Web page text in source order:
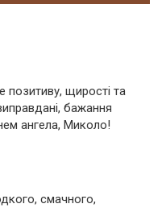
позитиву, щирості та
бажання
ангела, Миколо!
смачного,